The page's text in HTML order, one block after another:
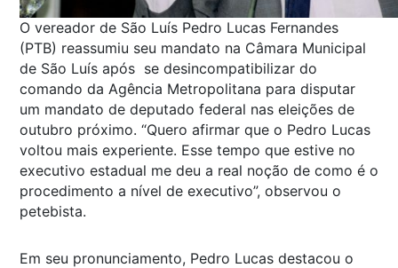
O vereador de São Luís Pedro Lucas Fernandes
(PTB) reassumiu seu mandato na Câmara Municipal
de São Luís após se desincompatibilizar do
comando da Agência Metropolitana para disputar
um mandato de deputado federal nas eleições de
outubro próximo. “Quero afirmar que o Pedro Lucas
voltou mais experiente. Esse tempo que estive no
executivo estadual me deu a real noção de como é o
procedimento a nível de executivo”, observou o
petebista.
Em seu pronunciamento, Pedro Lucas destacou o